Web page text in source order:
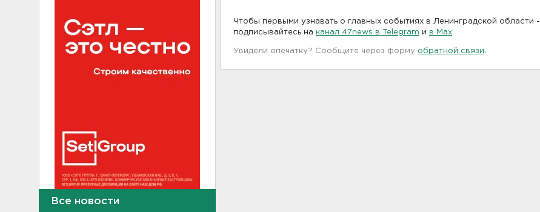
Все новости
Чтобы первыми узнавать о главных событиях в Ленинградской области -
подписывайтесь на канал 47news в Telegram и в Maх
Увидели опечатку? Сообщите через форму обратной связи